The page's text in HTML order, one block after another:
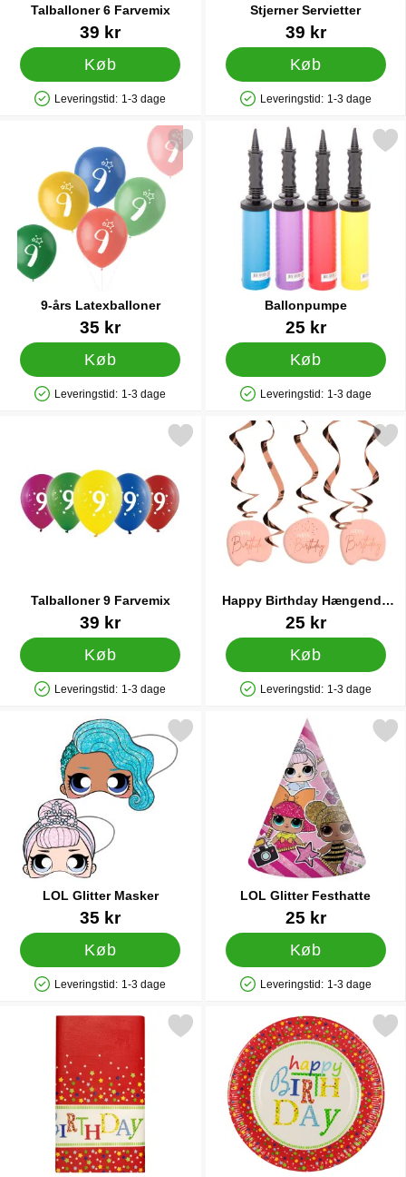
Talballoner 6 Farvemix
Varenr 3541939 kr
Køb
Produkttilgængelighed: På lager
Leveringstid: 1-3 dage
Stjerner Servietter
Varenr 2046239 kr
Køb
Produkttilgængelighed: På lager
Leveringstid: 1-3 dage
9-års Latexballoner
Varenr 3152835 kr
Køb
Produkttilgængelighed: På lager
Leveringstid: 1-3 dage
Markér 9-års Latexballoner som favorit
Ballonpumpe
25 kr
Køb
Produkttilgængelighed: På lager
Leveringstid: 1-3 dage
Markér
Talballoner 9 Farvemix
Varenr 3542139 kr
Køb
Produkttilgængelighed: På lager
Leveringstid: 1-3 dage
Markér talballoner 9 Farvemix som favorit
Happy Birthday Hængende
Pynt Lyserød
Varenr 2251125 kr
Køb
Produkttilgængelighed: På lager
Leveringstid: 1-3 dage
Markér happy Birthday
LOL Glitter Masker
Varenr 3487035 kr
Køb
Produkttilgængelighed: På lager
Leveringstid: 1-3 dage
Markér lOL Glitter Masker som favorit
LOL Glitter Festhatte
Varenr 2065525 kr
Køb
Produkttilgængelighed: På lager
Leveringstid: 1-3 dage
Markér lOL Glitter
Markér happy Birthday Papdug Stjerner som favorit
Markér happy Birthday